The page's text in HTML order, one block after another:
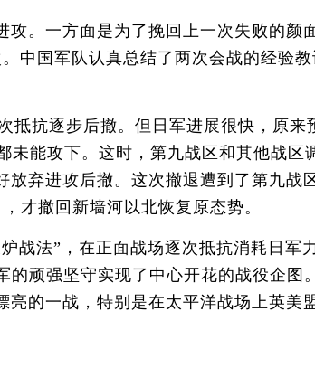
一方面是为了挽回上一次失败的颜
中国军队认真总结了两次会战的经验
抗逐步后撤。但日军进展很快，原来
能攻下。这时，第九战区和其他战
弃进攻后撤。这次撤退遭到了第九战
才撤回新墙河以北恢复原态势。
法”，在正面战场逐次抵抗消耗日军
顽强坚守实现了中心开花的战役企
的一战，特别是在太平洋战场上英